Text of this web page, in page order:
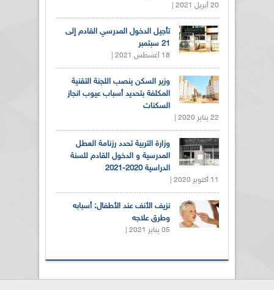
20 أبريل 2021 |
تأجيل الدخول المدرسي القادم إلى
21 سبتمبر
18 أغسطس 2021 |
وزير السكن ينصب اللجنة التقنية
المكلفة بتحديد أسباب عيوب انجاز
السكنات
22 يناير 2020 |
وزارة التربية تحدد رزنامة العطل
المدرسية و الدخول القادم للسنة
الدراسية 2020-2021
11 أكتوبر 2020 |
نزيف الأنف عند الأطفال: أسبابه
وطرق علاجه
05 يناير 2021 |